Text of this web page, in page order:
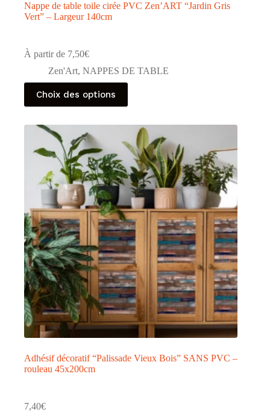
Nappe de table toile cirée PVC Zen’ART “Jardin Gris
Vert” – Largeur 140cm
À partir de 7,50€
Zen'Art, NAPPES DE TABLE
Choix des options
Ce
produit
a
variations.
options
choisies
la
page
du
produit
Adhésif décoratif “Palissade Vieux Bois” SANS PVC –
rouleau 45x200cm
7,40€